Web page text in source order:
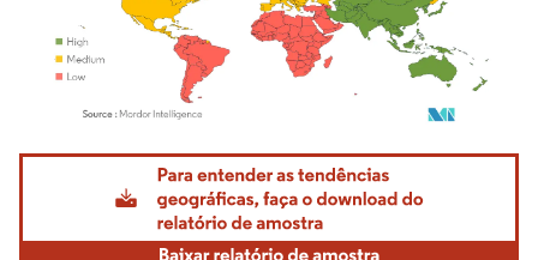
Imagem © Mordor Intelligence. O reuso requer atribuição conforme CC BY 4.0.